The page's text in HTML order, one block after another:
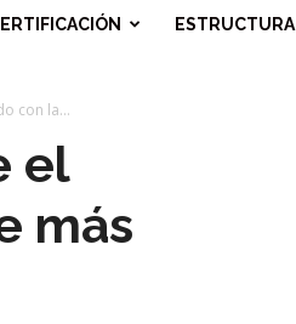
ESTRUCTURA
con la...
el
más